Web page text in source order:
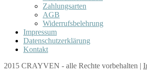
Zahlungsarten
AGB
Widerrufsbelehrung
Impressum
Datenschutzerklärung
Kontakt
2015 CRAYVEN - alle Rechte vorbehalten |